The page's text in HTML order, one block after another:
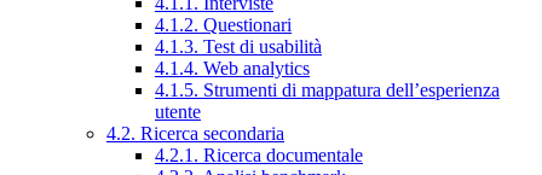
4.1.2. Questionari
4.1.3. Test di usabilità
4.1.4. Web analytics
4.1.5. Strumenti di mappatura dell’esperienza
utente
4.2. Ricerca secondaria
4.2.1. Ricerca documentale